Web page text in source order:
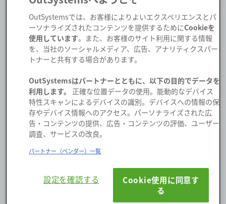
Choose your Training Partner
OutSystems official training is always conducted by
certified trainers who receive ongoing support and
training from the OutSystems Training Team. Our Train-
content of the curricula and the instructional skills
required to effectively deliver courses to diverse
audiences in a range of settings, including classroom,
remote, or hybrid environments..
Premier Training Partners
OutSystemsでは、お客様によりよいエクスペリエンスとパ
ーソナライズされたコンテンツを提供するためにCookieを
使用しています。また、お客様のサイト利用に関する情報
を、当社のソーシャルメディア、広告、アナリティクスパー
トナーと共有する場合があります。
OutSystemsはパートナーとともに、以下の目的でデータを
利用します。
正確な位置データの使用。能動的なデバイス
特性スキャンによるデバイスの識別。デバイスへの情報の保
存やデバイス情報へのアクセス。パーソナライズされた広
告・コンテンツの提供、広告・コンテンツの評価、ユーザー
調査、サービスの改良。
パートナー（ベンダー）一覧
設定を確認する
Cookie使用に同意す
る